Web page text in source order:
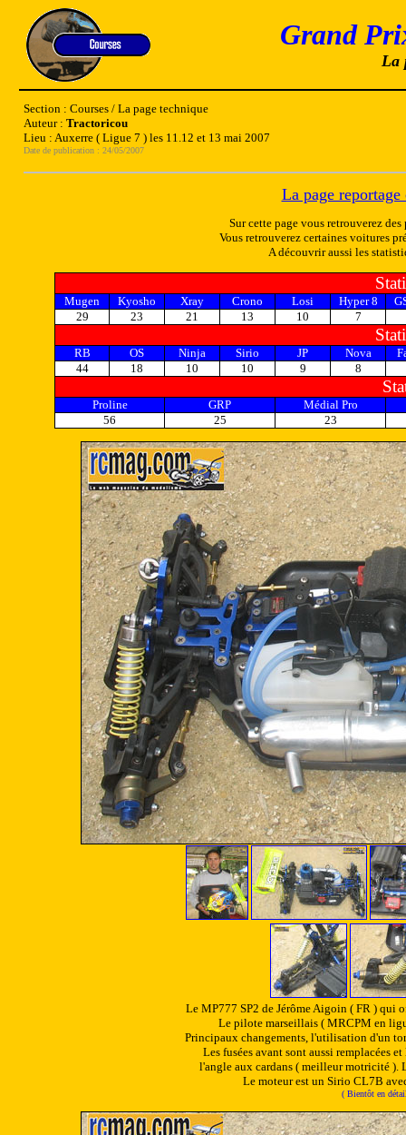
Grand
La
Section : Courses / La page technique
Auteur : Tractoricou
Lieu : Auxerre ( Ligue 7 ) les 11.12 et 13 mai 2007
Date de publication : 24/05/2007
La page reportage
Sur cette page vous retrouverez
Vous retrouverez certaines voitures
A découvrir aussi les
Mugen Kyosho Xray Crono Losi Hyper 8
29
23 21 13 10 7
RB OS Ninja Sirio JP Nova
44
18 10 10 9 8
Proline GRP
Médial Pro
56
25 23
Le MP777 SP2 de Jérôme Aigoin ( FR ) qui
Le pilote marseillais ( MRCPM en
Principaux changements, l'utilisation d'un
Les fusées avant sont aussi remplacées
l'angle aux cardans ( meilleur motricité
Le moteur est un Sirio CL7B
( Bientôt en